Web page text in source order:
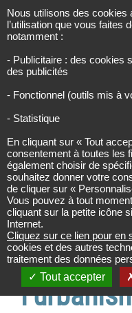
Accueil
Panneau
installation et
Panneau
Panneau de gestion des
Nous utilisons des cookies
l’utilisation que vous faites
notamment :
- Publicitaire : des cookies
des publicités
- Fonctionnel (outils mis à
- Statistique
En cliquant sur « Tout
consentement à toutes les
également choisir de
souhaitez donner votre
de cliquer sur «
Vous pouvez à tout
cliquant sur la petite icône
Internet.
Cliquez sur ce lien pour en
cookies et des autres
traitement des données
Tout accepter